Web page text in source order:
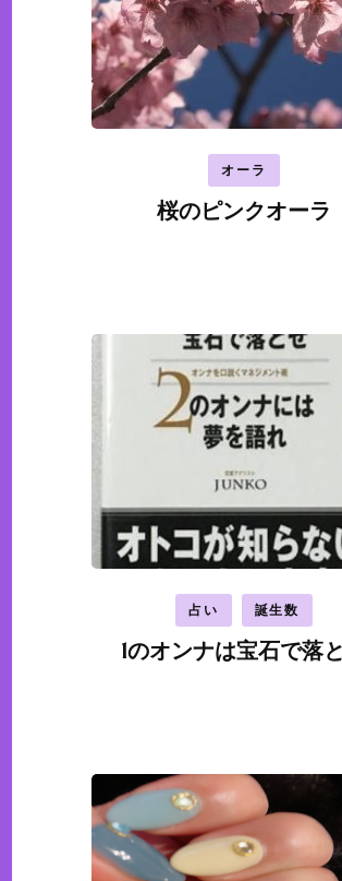
オーラ
桜のピンクオーラ
占い 誕生数
1のオンナは宝石で落